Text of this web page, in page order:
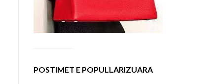
POSTIMET E POPULLARIZUARA